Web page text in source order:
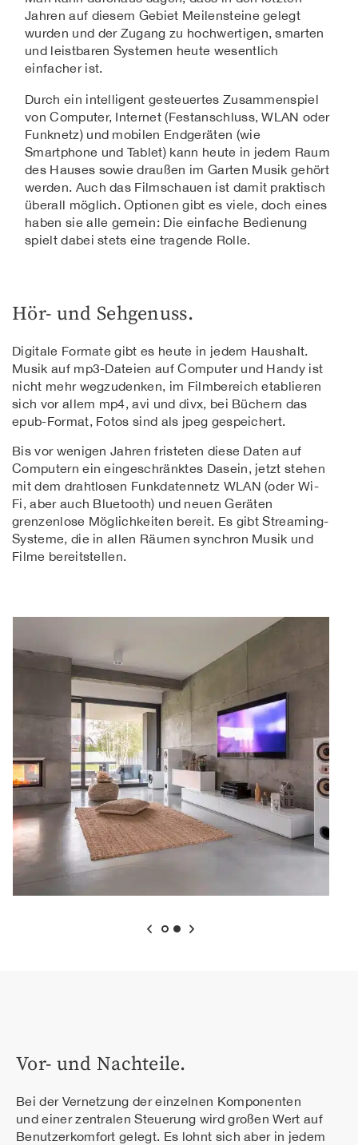
Jahren auf diesem Gebiet Meilensteine gelegt
wurden und der Zugang zu hochwertigen, smarten
und leistbaren Systemen heute wesentlich
einfacher ist.
Durch ein intelligent gesteuertes Zusammenspiel
von Computer, Internet (Festanschluss, WLAN oder
Funknetz) und mobilen Endgeräten (wie
Smartphone und Tablet) kann heute in jedem Raum
des Hauses sowie draußen im Garten Musik gehört
werden. Auch das Filmschauen ist damit praktisch
überall möglich. Optionen gibt es viele, doch eines
haben sie alle gemein: Die einfache Bedienung
spielt dabei stets eine tragende Rolle.
Hör- und Sehgenuss.
Digitale Formate gibt es heute in jedem Haushalt.
Musik auf mp3-Dateien auf Computer und Handy ist
nicht mehr wegzudenken, im Filmbereich etablieren
sich vor allem mp4, avi und divx, bei Büchern das
epub-Format, Fotos sind als jpeg gespeichert.
Bis vor wenigen Jahren fristeten diese Daten auf
Computern ein eingeschränktes Dasein, jetzt stehen
mit dem drahtlosen Funkdatennetz WLAN (oder Wi-
Fi, aber auch Bluetooth) und neuen Geräten
grenzenlose Möglichkeiten bereit. Es gibt Streaming-
Systeme, die in allen Räumen synchron Musik und
Filme bereitstellen.
Vor- und Nachteile.
Bei der Vernetzung der einzelnen Komponenten
und einer zentralen Steuerung wird großen Wert auf
Benutzerkomfort gelegt. Es lohnt sich aber in jedem